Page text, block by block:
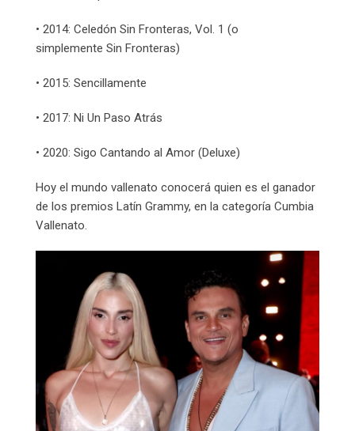
• 2014: Celedón Sin Fronteras, Vol. 1 (o
simplemente Sin Fronteras)
• 2015: Sencillamente
• 2017: Ni Un Paso Atrás
• 2020: Sigo Cantando al Amor (Deluxe)
Hoy el mundo vallenato conocerá quien es el ganador
de los premios Latín Grammy, en la categoría Cumbia
Vallenato.